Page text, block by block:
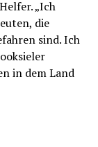
„Ich
die
sind. Ich
in dem Land